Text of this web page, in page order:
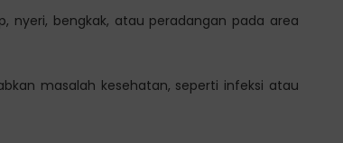
nyeri, bengkak, atau peradangan pada area
masalah kesehatan, seperti infeksi atau